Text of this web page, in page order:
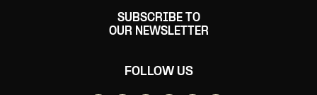
SUBSCRIBE TO
OUR NEWSLETTER
FOLLOW US